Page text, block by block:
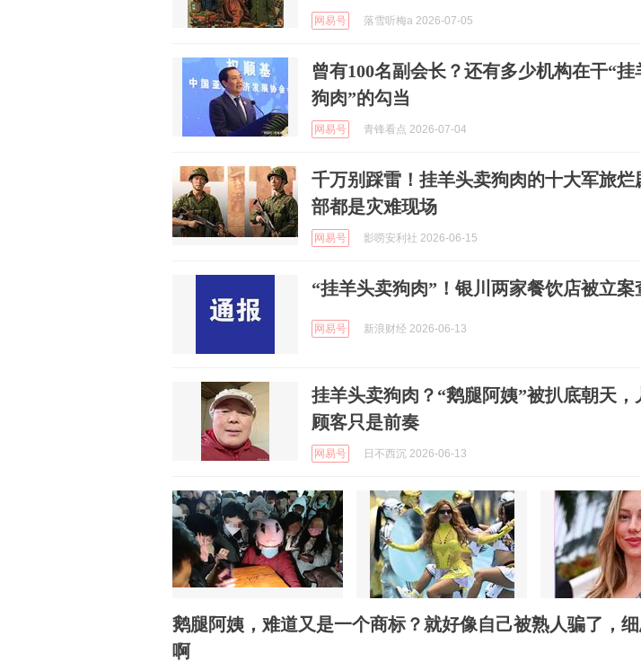
网易号 落雪听梅a 2026-07-05
曾有100名副会长？还有多少机构在干“挂
狗肉”的勾当
网易号 青锋看点 2026-07-04
千万别踩雷！挂羊头卖狗肉的十大军旅烂
部都是灾难现场
网易号 影唠安利社 2026-06-15
“挂羊头卖狗肉”！银川两家餐饮店被立案
网易号 新浪财经 2026-06-13
挂羊头卖狗肉？“鹅腿阿姨”被扒底朝天，
顾客只是前奏
网易号 日不西沉 2026-06-13
鹅腿阿姨，难道又是一个商标？就好像自己被熟人骗了，
啊